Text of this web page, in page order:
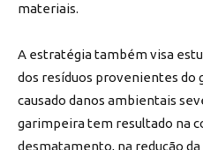
materiais.
A estratégia também visa
dos resíduos provenientes do
causado danos ambientais
garimpeira tem resultado na
desmatamento, na redução